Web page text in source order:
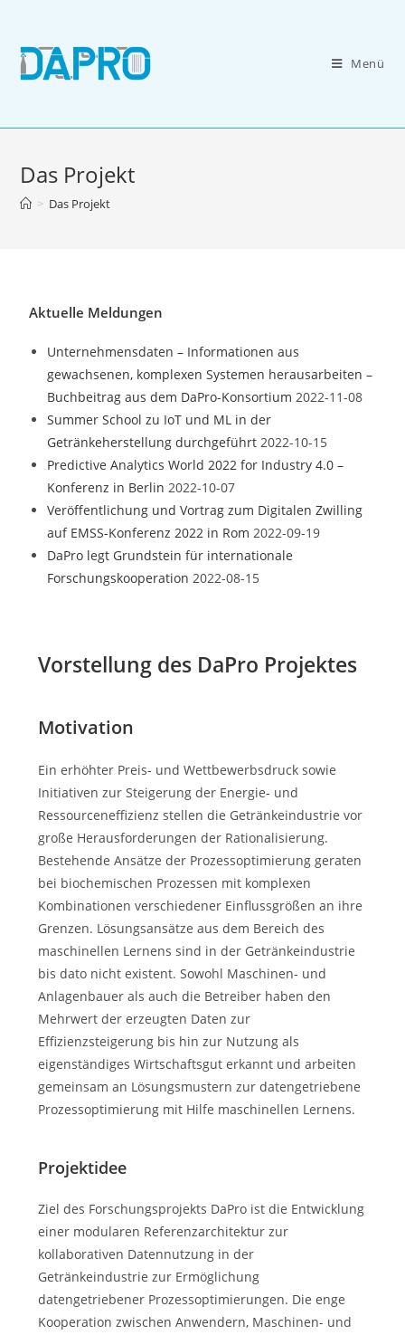
Menü
Das Projekt
> Das Projekt
Aktuelle Meldungen
Unternehmensdaten – Informationen aus
gewachsenen, komplexen Systemen herausarbeiten –
Buchbeitrag aus dem DaPro-Konsortium 2022-11-08
Summer School zu IoT und ML in der
Getränkeherstellung durchgeführt 2022-10-15
Predictive Analytics World 2022 for Industry 4.0 –
Konferenz in Berlin 2022-10-07
Veröffentlichung und Vortrag zum Digitalen Zwilling
auf EMSS-Konferenz 2022 in Rom 2022-09-19
DaPro legt Grundstein für internationale
Forschungskooperation 2022-08-15
Vorstellung des DaPro Projektes
Motivation
Ein erhöhter Preis- und Wettbewerbsdruck sowie
Initiativen zur Steigerung der Energie- und
Ressourceneffizienz stellen die Getränkeindustrie vor
große Herausforderungen der Rationalisierung.
Bestehende Ansätze der Prozessoptimierung geraten
bei biochemischen Prozessen mit komplexen
Kombinationen verschiedener Einflussgrößen an ihre
Grenzen. Lösungsansätze aus dem Bereich des
maschinellen Lernens sind in der Getränkeindustrie
bis dato nicht existent. Sowohl Maschinen- und
Anlagenbauer als auch die Betreiber haben den
Mehrwert der erzeugten Daten zur
Effizienzsteigerung bis hin zur Nutzung als
eigenständiges Wirtschaftsgut erkannt und arbeiten
gemeinsam an Lösungsmustern zur datengetriebene
Prozessoptimierung mit Hilfe maschinellen Lernens.
Projektidee
Ziel des Forschungsprojekts DaPro ist die Entwicklung
einer modularen Referenzarchitektur zur
kollaborativen Datennutzung in der
Getränkeindustrie zur Ermöglichung
datengetriebener Prozessoptimierungen. Die enge
Kooperation zwischen Anwendern, Maschinen- und